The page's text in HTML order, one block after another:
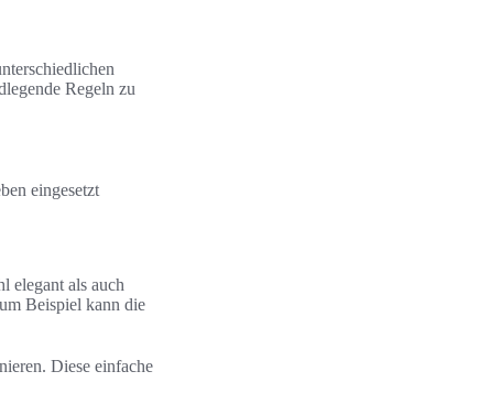
Regeln zu
eingesetzt
elegant als auch
Beispiel kann die
Diese einfache